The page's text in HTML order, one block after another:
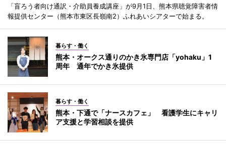
「盲ろう者向け通訳・介助員養成講座」が9月1日、熊本県聴覚障害者情
報提供センター（熊本市東区長嶺南2）ふれあいシアターで始まる。
暮らす・働く
熊本・オークス通りのかき氷専門店「yohaku」1
周年 通年でかき氷提供
暮らす・働く
熊本・下通で「ナースカフェ」 看護学生にキャリ
ア支援と学習相談を提供